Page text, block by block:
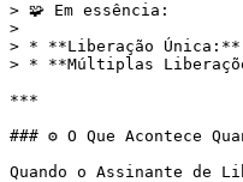
> 🧩 Em essência:
>
> * **Liberação
> * **Múltiplas
***
### ⚙️ O Que Acontece
Quando o Assinante de